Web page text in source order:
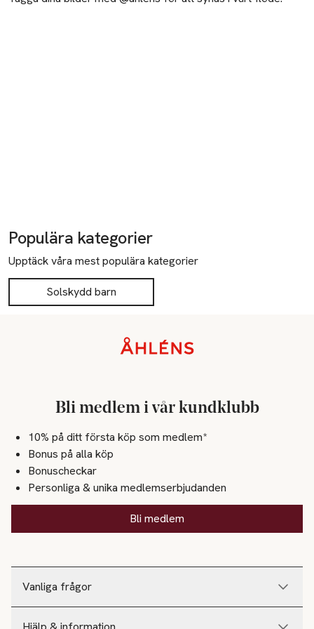
Populära kategorier
Upptäck våra mest populära kategorier
Solskydd barn
Vanliga frågor
Bli medlem i vår kundklubb
10% på ditt första köp som medlem*
Bonus på alla köp
Bonuscheckar
Personliga & unika medlemserbjudanden
Bli medlem